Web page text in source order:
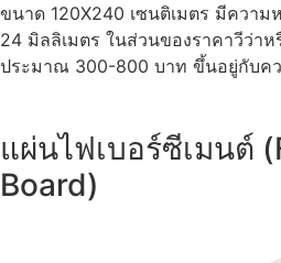
ขนาด 120X240 เซนติเมตร มีความ
24 มิลลิเมตร ในส่วนของราคาวีว่า
ประมาณ 300-800 บาท ขึ้นอยู่กับค
แผ่นไฟเบอร์ซีเมนต์
Board)